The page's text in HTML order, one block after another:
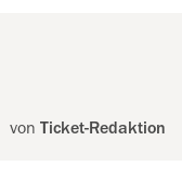
von Ticket-Redaktion